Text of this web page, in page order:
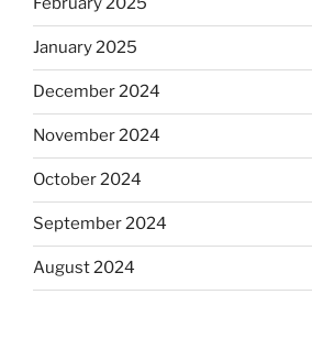
January 2025
December 2024
November 2024
October 2024
September 2024
August 2024